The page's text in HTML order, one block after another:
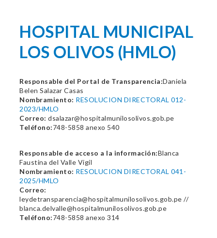
HOSPITAL MUNICIPAL
LOS OLIVOS (HMLO)
Responsable del Portal de Transparencia:Daniela
Belen Salazar Casas
Nombramiento: RESOLUCION DIRECTORAL 012-
2023/HMLO
Correo: dsalazar@hospitalmunilosolivos.gob.pe
Teléfono:748-5858 anexo 540
Responsable de acceso a la información:Blanca
Faustina del Valle Vigil
Nombramiento: RESOLUCION DIRECTORAL 041-
2025/HMLO
Correo:
leydetransparencia@hospitalmunilosolivos.gob.pe //
blanca.delvalle@hospitalmunilosolivos.gob.pe
Teléfono:748-5858 anexo 314